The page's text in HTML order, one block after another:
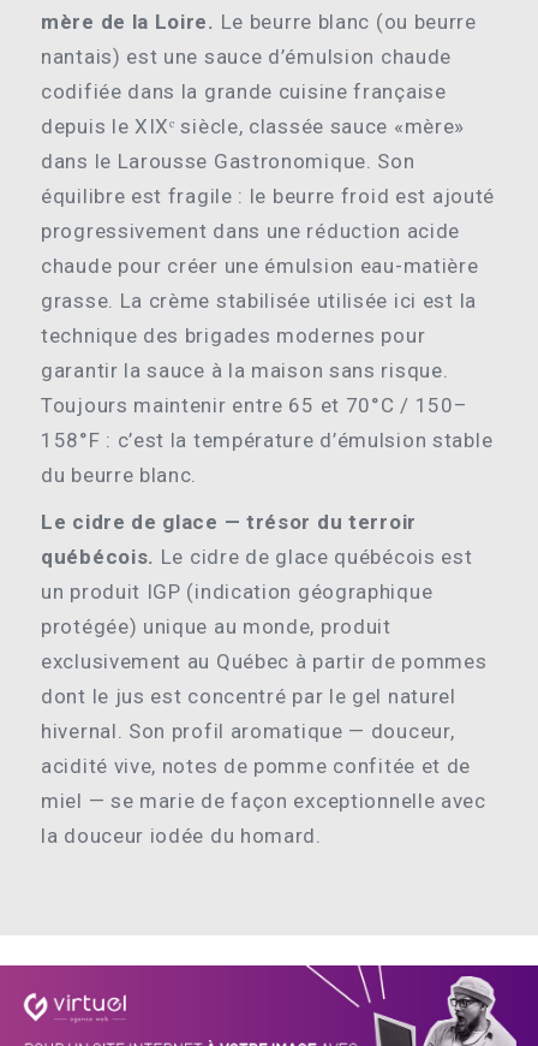
mère de la Loire. Le beurre blanc (ou beurre
nantais) est une sauce d’émulsion chaude
codifiée dans la grande cuisine française
depuis le XIXᵉ siècle, classée sauce «mère»
dans le Larousse Gastronomique. Son
équilibre est fragile : le beurre froid est ajouté
progressivement dans une réduction acide
chaude pour créer une émulsion eau-matière
grasse. La crème stabilisée utilisée ici est la
technique des brigades modernes pour
garantir la sauce à la maison sans risque.
Toujours maintenir entre 65 et 70°C / 150–
158°F : c’est la température d’émulsion stable
du beurre blanc.
Le cidre de glace — trésor du terroir
québécois. Le cidre de glace québécois est
un produit IGP (indication géographique
protégée) unique au monde, produit
exclusivement au Québec à partir de pommes
dont le jus est concentré par le gel naturel
hivernal. Son profil aromatique — douceur,
acidité vive, notes de pomme confitée et de
miel — se marie de façon exceptionnelle avec
la douceur iodée du homard.